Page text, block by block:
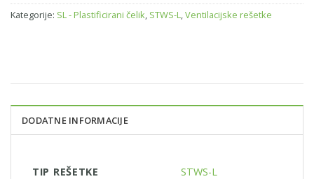
Kategorije: SL - Plastificirani čelik, STWS-L,Ventilacijske rešetke
DODATNE INFORMACIJE
TIP REŠETKE STWS-L